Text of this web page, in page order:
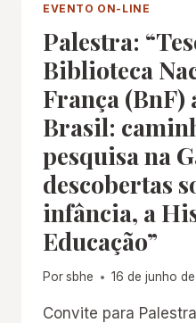
IFRS:
HISTÓRIA
E
MEMÓRIA
DA
EDUCAÇÃO
E
EVENTO ON-LINE
Palestra:
Biblioteca
França (BnF)
Brasil:
pesquisa na
descobertas
infância, a
Educação”
Porsbhe 16 de junho
Convite para